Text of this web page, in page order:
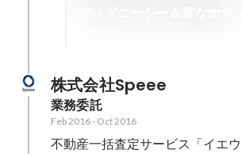
株式会社Speee
業務委託
Feb 2016- Oct 2016
不動産一括査定サービス「イエウ